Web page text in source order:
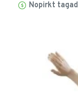
Nopirkt tagad